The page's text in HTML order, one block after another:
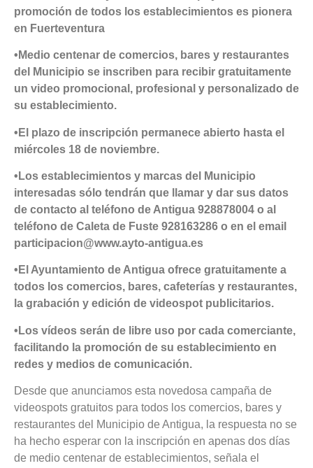
promoción de todos los establecimientos es pionera
en Fuerteventura
•Medio centenar de comercios, bares y restaurantes
del Municipio se inscriben para recibir gratuitamente
un video promocional, profesional y personalizado de
su establecimiento.
•El plazo de inscripción permanece abierto hasta el
miércoles 18 de noviembre.
•Los establecimientos y marcas del Municipio
interesadas sólo tendrán que llamar y dar sus datos
de contacto al teléfono de Antigua 928878004 o al
teléfono de Caleta de Fuste 928163286 o en el email
participacion@www.ayto-antigua.es
•El Ayuntamiento de Antigua ofrece gratuitamente a
todos los comercios, bares, cafeterías y restaurantes,
la grabación y edición de videospot publicitarios.
•Los vídeos serán de libre uso por cada comerciante,
facilitando la promoción de su establecimiento en
redes y medios de comunicación.
Desde que anunciamos esta novedosa campaña de
videospots gratuitos para todos los comercios, bares y
restaurantes del Municipio de Antigua, la respuesta no se
ha hecho esperar con la inscripción en apenas dos días
de medio centenar de establecimientos, señala el